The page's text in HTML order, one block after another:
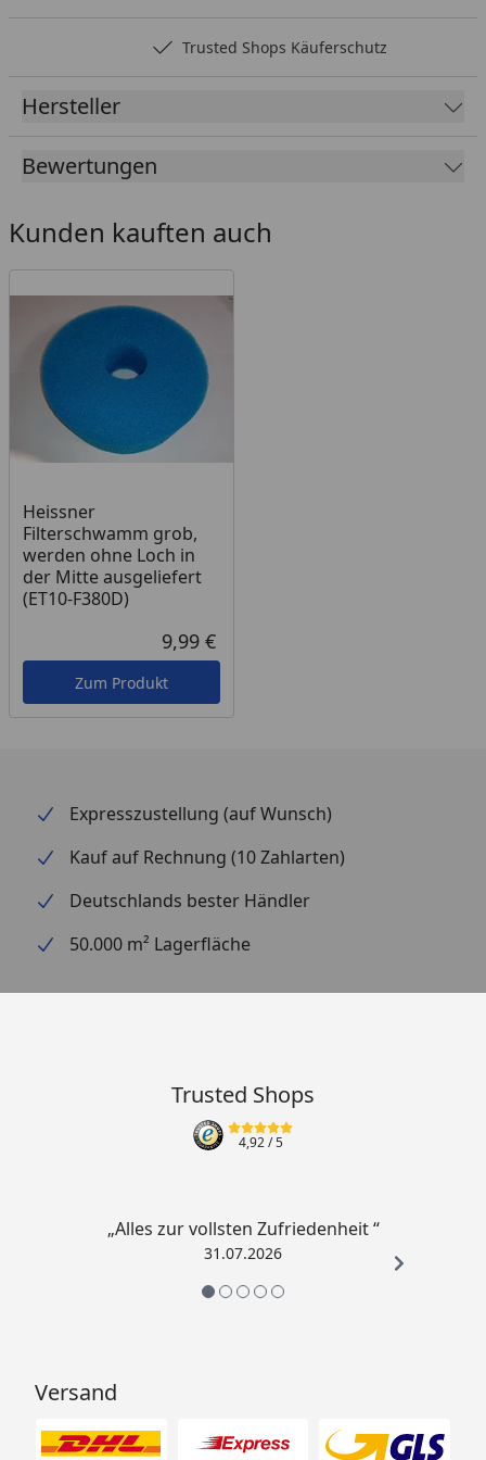
Trusted Shops Käuferschutz
Hersteller
Bewertungen
Kunden kauften auch
Heissner
Filterschwamm grob,
werden ohne Loch in
der Mitte ausgeliefert
(ET10-F380D)
Aktueller Preis
9,99 €
Zum Produkt
Expresszustellung (auf Wunsch)
Kauf auf Rechnung (10 Zahlarten)
Deutschlands bester Händler
50.000 m² Lagerfläche
Trusted Shops
4,92/ 5
„Alles zur vollsten Zufriedenheit “
31.07.2026
Versand